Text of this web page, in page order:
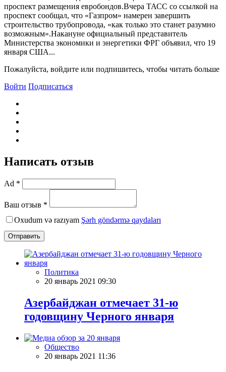
проспект размещения евробондов.Вчера ТАСС со ссылкой на
проспект сообщал, что «Газпром» намерен завершить
строительство трубопровода, «как только это станет разумно
возможным».Накануне официальный представитель
Министерства экономики и энергетики ФРГ объявил, что 19
января США...
Пожалуйста, войдите или подпишитесь, чтобы читать больше
Войти Подписаться
Написать отзыв
Ad *
Ваш отзыв *
Oxudum və razıyam Şərh göndərmə qaydaları
Отправить
Политика
20 январь 2021 09:30
Азербайджан отмечает 31-ю
годовщину Черного января
Общество
20 январь 2021 11:36